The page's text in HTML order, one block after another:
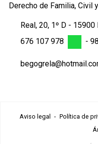
Derecho de Familia, Civil
Real, 20, 1º D - 15900
676 107 978
-
Aviso legal - Política de